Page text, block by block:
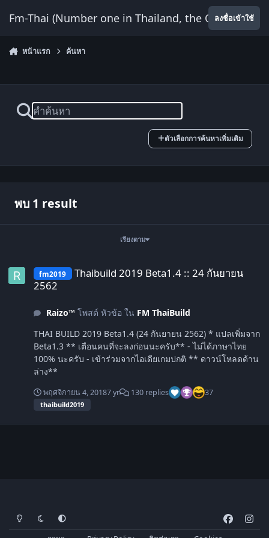
Fm-Thai (Number one in Thailand, the Onlyลงชื่อเข้าใช้
หน้าแรก ค้นหา
ตัวเลือกการค้นหาเพิ่มเติม
พบ 1 result
เรียงตาม
fm2019
Thaibuild 2019 Beta1.4 :: 24 กันยายน
2562
Raizo™ โพสต์ หัวข้อ ใน FM ThaiBuild
THAI BUILD 2019 Beta1.4 (24 กันยายน 2562) * แปลเพิ่มจาก
Beta1.3 ** เตือนคนที่จะลงก่อนนะครับ** - ไม่ได้ภาษาไทย
100% นะครับ - เข้าร่วมจากไอเดียเกมปกติ ** ดาวน์โหลดด้าน
ล่าง**
พฤศจิกายน 4, 20187 yr 130 replies 37
thaibuild2019
โหมดสว่างโหมดมืด การตั้งค่าระบบ
a
n